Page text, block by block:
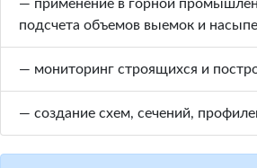
— применение в горной
подсчета объемов выемок и
— мониторинг строящихся и
— создание схем, сечений,